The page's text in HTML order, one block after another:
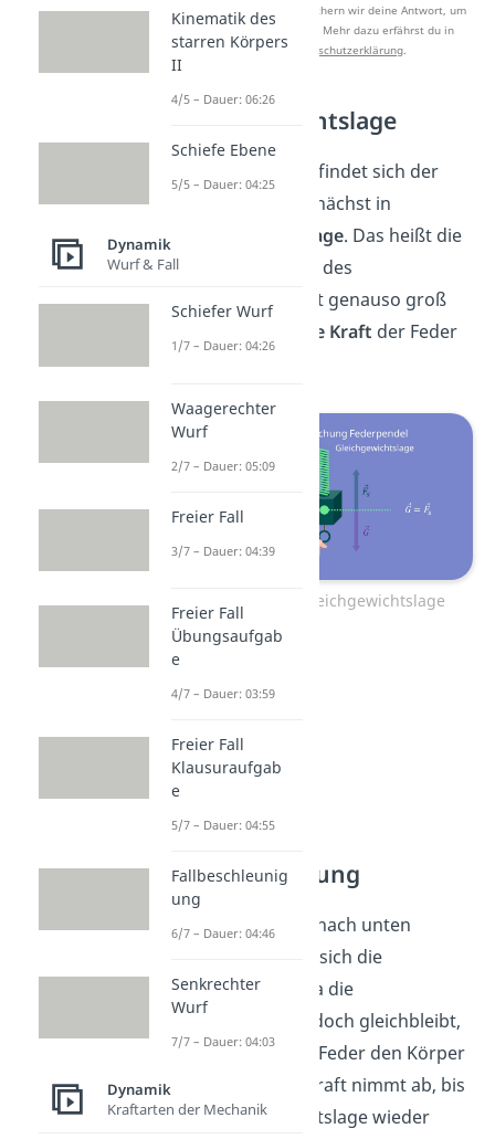
Nach Beantwortung speichern wir deine Antwort, um
Studyflix zu verbessern. Mehr dazu erfährst du in
unsererDatenschutzerklärung.
Gleichgewichtslage
Grundsätzlich befindet sich der
Pendelkörper zunächst in
Gleichgewichtslage. Das heißt die
Gewichtskraft
des
Pendelkörpers ist genauso groß
elastische Kraft der Feder
Federpendel Gleichgewichtslage
Beschleunigung
Wird der Körper nach unten
gezogen, erhöht sich die
Federkraft
. Da die
Gewichtskraft jedoch gleichbleibt,
beschleunigt die Feder den Körper
nach oben. Die Kraft nimmt ab, bis
die Gleichgewichtslage wieder
Kinematik des
starren Körpers
II
4/5 – Dauer: 06:26
Schiefe Ebene
5/5 – Dauer: 04:25
Dynamik
Wurf & Fall
Schiefer Wurf
1/7 – Dauer: 04:26
Waagerechter
Wurf
2/7 – Dauer: 05:09
Freier Fall
3/7 – Dauer: 04:39
Freier Fall
Übungsaufgab
e
4/7 – Dauer: 03:59
Freier Fall
Klausuraufgab
e
5/7 – Dauer: 04:55
Fallbeschleunig
ung
6/7 – Dauer: 04:46
Senkrechter
Wurf
7/7 – Dauer: 04:03
Dynamik
Kraftarten der Mechanik